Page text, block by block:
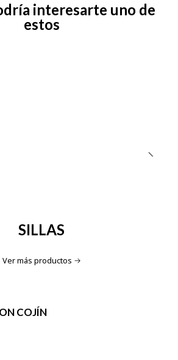
interesarte uno de
estos
SILLAS
Ver más productos
COJÍN